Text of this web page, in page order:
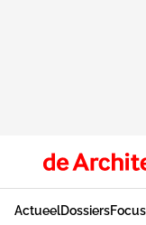
ActueelDossiersFocus